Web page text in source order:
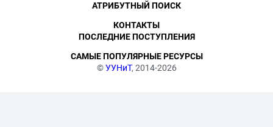
©УУНиТ, 2014-2026
АТРИБУТНЫЙ ПОИСК
КОНТАКТЫ
ПОСЛЕДНИЕ ПОСТУПЛЕНИЯ
САМЫЕ ПОПУЛЯРНЫЕ РЕСУРСЫ